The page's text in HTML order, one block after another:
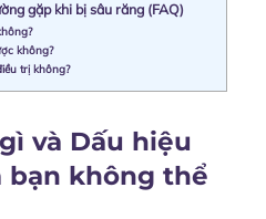
gặp khi bị sâu răng (FAQ)
không?
trị không?
và Dấu hiệu
bạn không thể